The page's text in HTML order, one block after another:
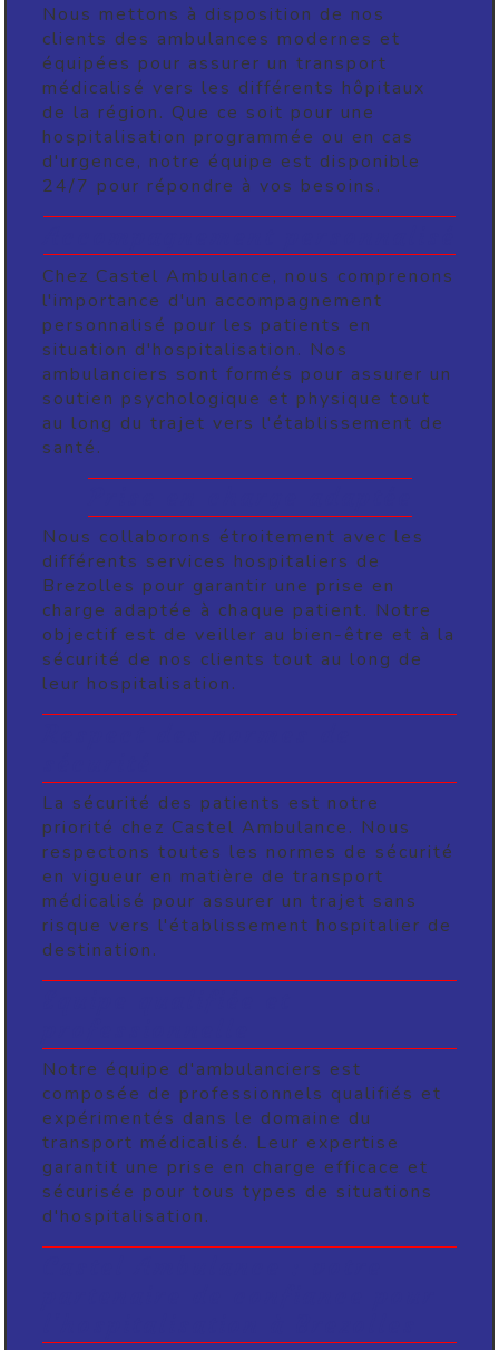
Nous mettons à disposition de nos
clients des ambulances modernes et
équipées pour assurer un transport
médicalisé vers les différents hôpitaux
de la région. Que ce soit pour une
hospitalisation programmée ou en cas
d'urgence, notre équipe est disponible
24/7 pour répondre à vos besoins.
Chez Castel Ambulance, nous comprenons
l'importance d'un accompagnement
personnalisé pour les patients en
situation d'hospitalisation. Nos
ambulanciers sont formés pour assurer un
soutien psychologique et physique tout
au long du trajet vers l'établissement de
santé.
Nous collaborons étroitement avec les
différents services hospitaliers de
Brezolles pour garantir une prise en
charge adaptée à chaque patient. Notre
objectif est de veiller au bien-être et à la
sécurité de nos clients tout au long de
leur hospitalisation.
La sécurité des patients est notre
priorité chez Castel Ambulance. Nous
respectons toutes les normes de sécurité
en vigueur en matière de transport
médicalisé pour assurer un trajet sans
risque vers l'établissement hospitalier de
destination.
Notre équipe d'ambulanciers est
composée de professionnels qualifiés et
expérimentés dans le domaine du
transport médicalisé. Leur expertise
garantit une prise en charge efficace et
sécurisée pour tous types de situations
d'hospitalisation.